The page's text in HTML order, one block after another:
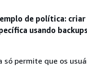
de política:
usando
só permite que os